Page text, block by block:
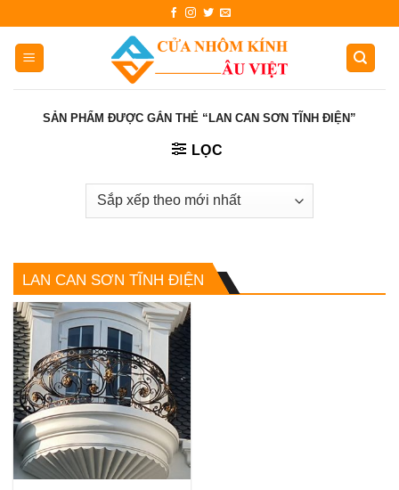
content
SẢN PHẨM ĐƯỢC GẮN THẺ “LAN CAN SƠN TĨNH ĐIỆN”
LỌC
LAN CAN SƠN TĨNH ĐIỆN